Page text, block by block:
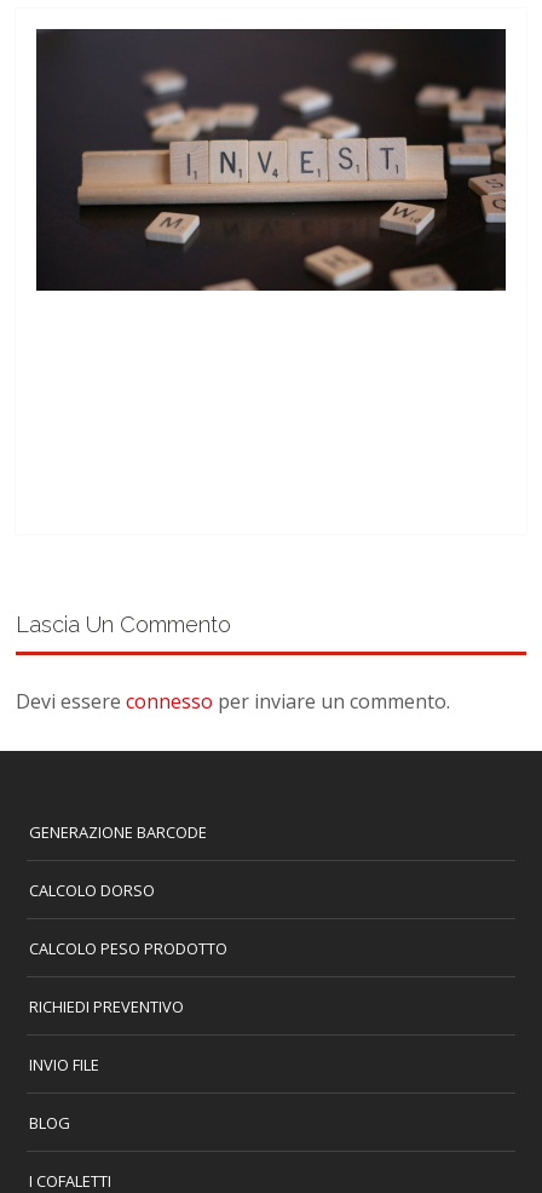
Lascia Un Commento
Devi essereconnesso per inviare un commento.
GENERAZIONE BARCODE
CALCOLO DORSO
CALCOLO PESO PRODOTTO
RICHIEDI PREVENTIVO
INVIO FILE
BLOG
I COFALETTI